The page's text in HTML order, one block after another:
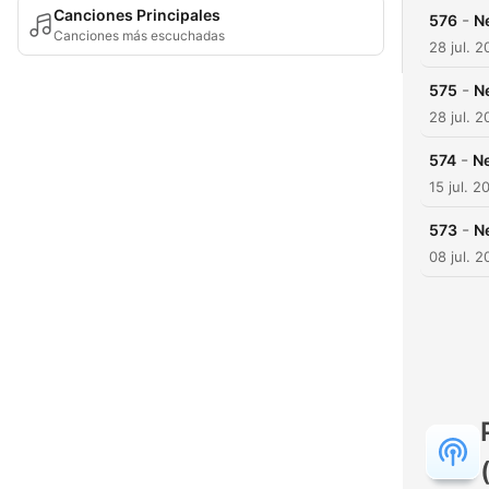
Canciones Principales
Canciones más escuchadas
576 -
28 jul.
575 -
28 jul.
574 -
15 jul.
573 -
08 jul.